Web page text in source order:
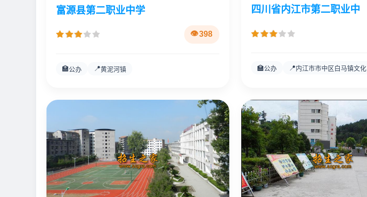
富源县第二职业中学
398
🏫公办 📍黄泥河镇
四川省内江市第二职业中
🏫公办 📍内江市市中区白马镇文化